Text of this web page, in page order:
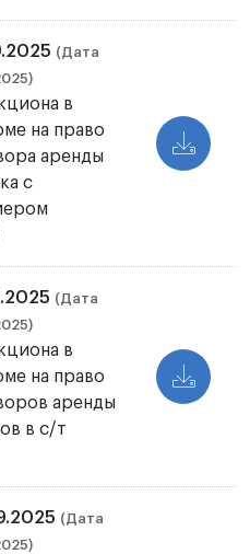
(Дата
в
на право
аренды
с
(Дата
в
на право
аренды
в с/т
(Дата